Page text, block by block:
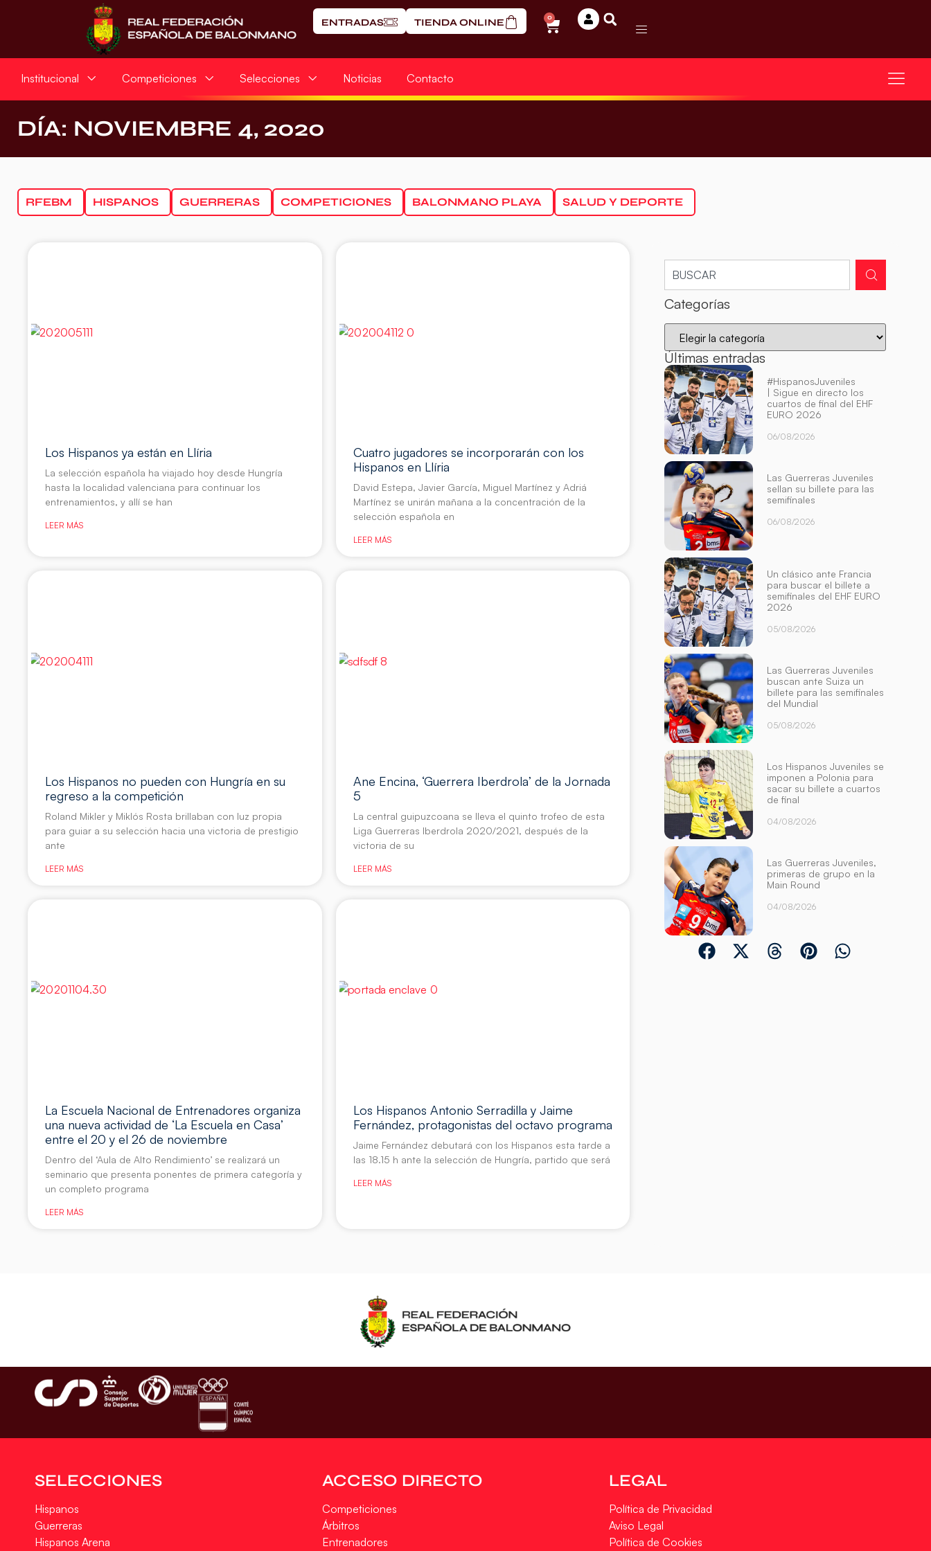
ENTRADAS TIENDA ONLINE 0
Institucional Competiciones Selecciones Noticias Contacto
DÍA: NOVIEMBRE 4, 2020
RFEBM HISPANOS GUERRERAS COMPETICIONES BALONMANO PLAYA SALUD Y DEPORTE
Los Hispanos ya están en Llíria
La selección española ha viajado hoy desde Hungría
hasta la localidad valenciana para continuar los
entrenamientos, y allí se han
LEER MÁS
Cuatro jugadores se incorporarán con los
Hispanos en Llíria
David Estepa, Javier García, Miguel Martínez y Adriá
Martínez se unirán mañana a la concentración de la
selección española en
LEER MÁS
Los Hispanos no pueden con Hungría en su
regreso a la competición
Roland Mikler y Miklós Rosta brillaban con luz propia
para guiar a su selección hacia una victoria de prestigio
ante
LEER MÁS
Ane Encina, ‘Guerrera Iberdrola’ de la Jornada
5
La central guipuzcoana se lleva el quinto trofeo de esta
Liga Guerreras Iberdrola 2020/2021, después de la
victoria de su
LEER MÁS
La Escuela Nacional de Entrenadores organiza
una nueva actividad de ‘La Escuela en Casa’
entre el 20 y el 26 de noviembre
Dentro del ‘Aula de Alto Rendimiento’ se realizará un
seminario que presenta ponentes de primera categoría y
un completo programa
LEER MÁS
Los Hispanos Antonio Serradilla y Jaime
Fernández, protagonistas del octavo programa
Jaime Fernández debutará con los Hispanos esta tarde a
las 18.15 h ante la selección de Hungría, partido que será
LEER MÁS
Categorías
Últimas entradas
#HispanosJuveniles
| Sigue en directo los
cuartos de final del EHF
EURO 2026
06/08/2026
Las Guerreras Juveniles
sellan su billete para las
semifinales
06/08/2026
Un clásico ante Francia
para buscar el billete a
semifinales del EHF EURO
2026
05/08/2026
Las Guerreras Juveniles
buscan ante Suiza un
billete para las semifinales
del Mundial
05/08/2026
Los Hispanos Juveniles se
imponen a Polonia para
sacar su billete a cuartos
de final
04/08/2026
Las Guerreras Juveniles,
primeras de grupo en la
Main Round
04/08/2026
SELECCIONES
Hispanos
Guerreras
Hispanos Arena
ACCESO DIRECTO
Competiciones
Árbitros
Entrenadores
LEGAL
Política de Privacidad
Aviso Legal
Política de Cookies